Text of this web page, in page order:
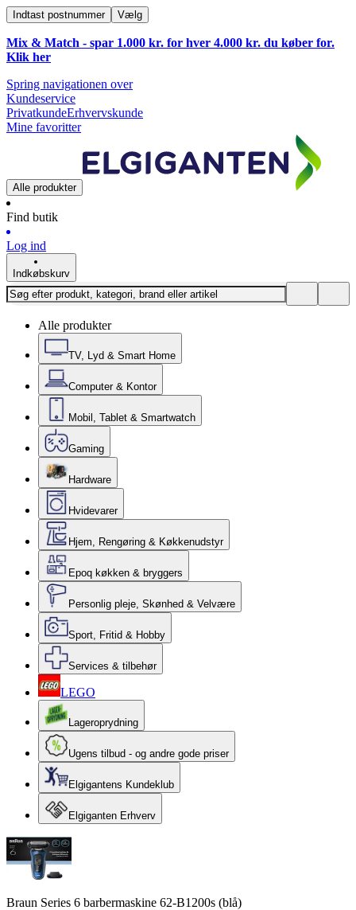
Indtast postnummer Vælg
Mix & Match - spar 1.000 kr. for hver 4.000 kr. du køber for.
Klik her
Spring navigationen over
Kundeservice
PrivatkundeErhvervskunde
Mine favoritter
Alle produkter
Find butik
Log ind
Indkøbskurv
Alle produkter
TV, Lyd & Smart Home
Computer & Kontor
Mobil, Tablet & Smartwatch
Gaming
Hardware
Hvidevarer
Hjem, Rengøring & Køkkenudstyr
Epoq køkken & bryggers
Personlig pleje, Skønhed & Velvære
Sport, Fritid & Hobby
Services & tilbehør
LEGO
Lageroprydning
Ugens tilbud - og andre gode priser
Elgigantens Kundeklub
Elgiganten Erhverv
Braun Series 6 barbermaskine 62-B1200s (blå)